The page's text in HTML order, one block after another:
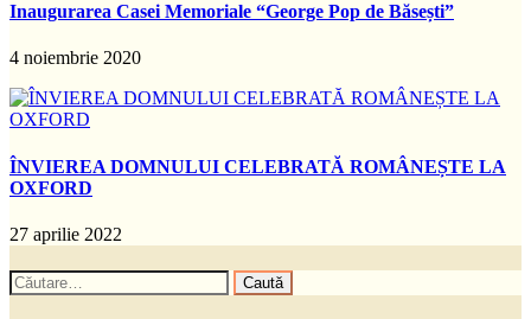
Inaugurarea Casei Memoriale “George Pop de Băsești”
4 noiembrie 2020
ÎNVIEREA DOMNULUI CELEBRATĂ ROMÂNEȘTE LA
OXFORD
27 aprilie 2022
Caută
după: